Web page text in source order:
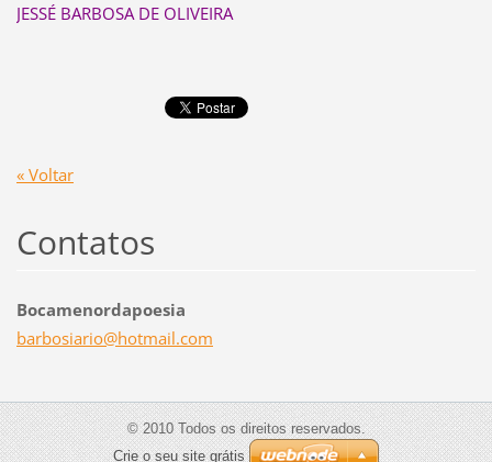
JESSÉ BARBOSA DE OLIVEIRA
« Voltar
Contatos
Bocamenordapoesia
barbosiario@hotmail.com
© 2010 Todos os direitos reservados.
Crie o seu site grátis